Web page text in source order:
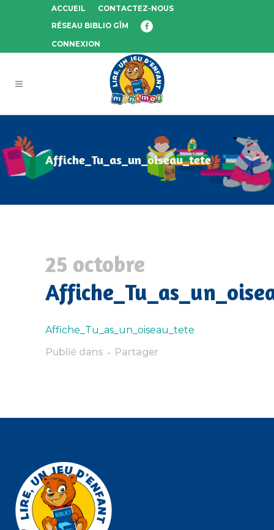
ACCUEIL
CONTACTEZ-NOUS
RÉSEAU BIBLIO GÎM
CONNEXION
Affiche_Tu_as_un_oiseau_tete
25 octobre
Affiche_Tu_as_un_oiseau_tete
Publié dans
Partager